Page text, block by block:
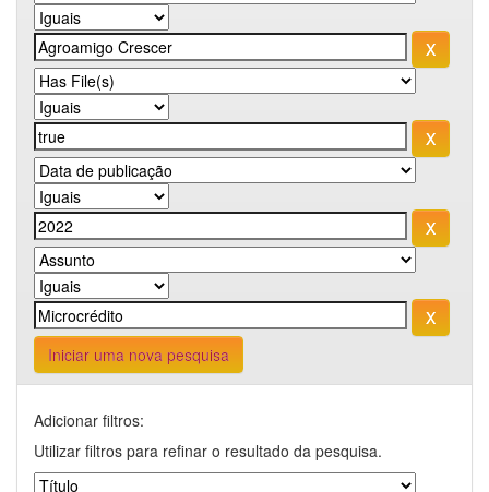
Iniciar uma nova pesquisa
Adicionar filtros:
Utilizar filtros para refinar o resultado da pesquisa.